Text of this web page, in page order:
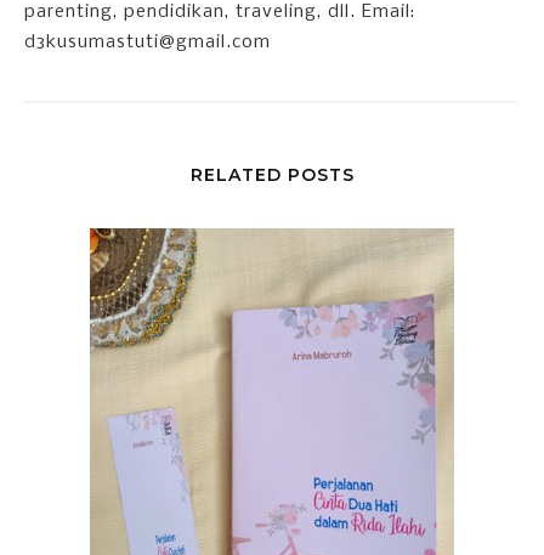
parenting, pendidikan, traveling, dll. Email:
d3kusumastuti@gmail.com
RELATED POSTS